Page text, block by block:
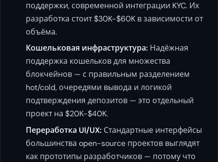
поддержки, современной интеграции KYC. Их
разработка стоит $30K-$60K в зависимости от
объёма.
Кошельковая инфраструктура: Надёжная
поддержка кошельков для множества
блокчейнов — с правильным разделением
hot/cold, очередями вывода и логикой
подтверждения депозитов — это отдельный
проект на $20K-$40K.
Переработка UI/UX: Стандартные интерфейсы
большинства open-source проектов выглядят
как прототипы разработчиков — потому что